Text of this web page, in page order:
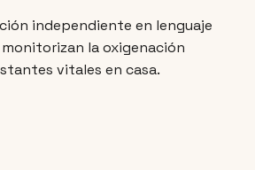
independiente en lenguaje
la oxigenación
vitales en casa.